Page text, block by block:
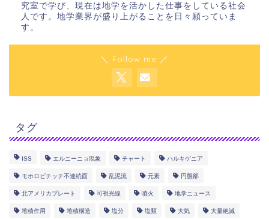
究室で学び、現在は地学を活かした仕事をしている社会
人です。地学業界が盛り上がることを日々願っていま
す。
＼ Follow me ／
タグ
ISS エルニーニョ現象 チャート ハルキゲニア
モホロビチッチ不連続面 乱泥流 元素 円盤部
北アメリカプレート 可視光線 噴火 地学ニュース
堆積作用 堆積構造 塩分 塩類 大気 大量絶滅